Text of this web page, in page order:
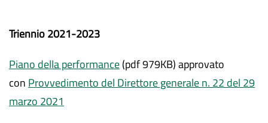
Triennio 2021-2023
Piano della performance(pdf 979KB) approvato
con Provvedimento del Direttore generale n. 22 del 29
marzo 2021